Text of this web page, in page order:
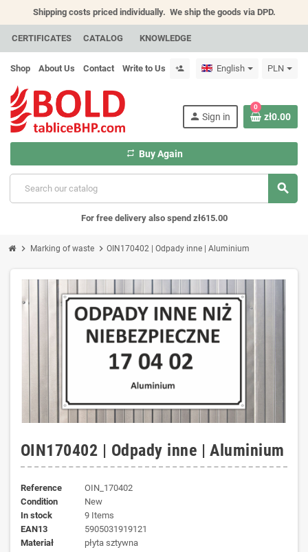
Shipping costs priced individually. We ship the goods via DPD.
CERTIFICATES CATALOG KNOWLEDGE
Shop About Us Contact Write to Us person_add English PLN
search
person Sign in
repeat Buy Again
0
zł0.00
For free delivery also spend zł615.00
chevron_right Marking of waste chevron_right OIN170402 | Odpady inne | Aluminium
OIN170402 | Odpady inne | Aluminium
Reference
OIN_170402
Condition
New
In stock
9 Items
EAN13
5905031919121
materiał
płyta sztywna